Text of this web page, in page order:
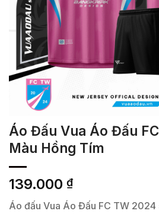
Áo Đấu Vua Áo Đấu
Màu Hồng Tím
139.000 ₫
Áo đấu Vua Áo Đấu FC TW 2024